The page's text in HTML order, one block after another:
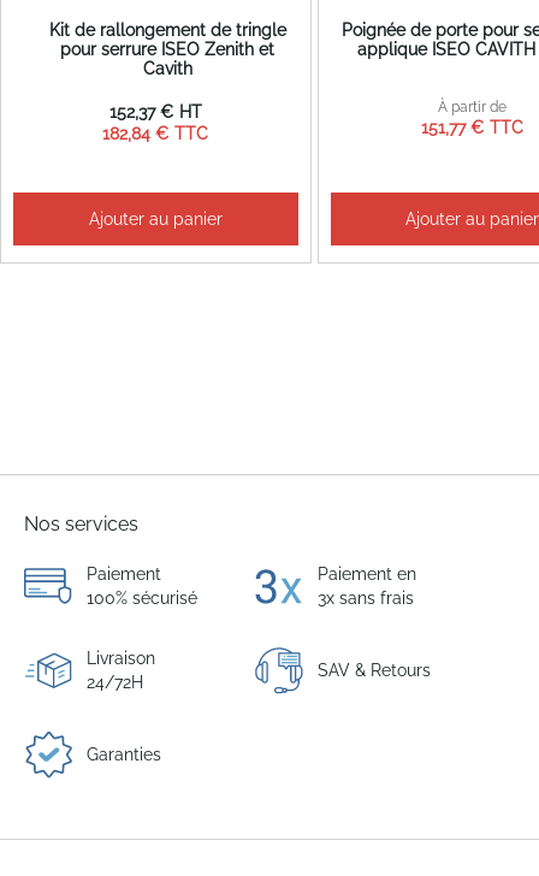
Kit de rallongement de tringle
pour serrure ISEO Zenith et
Cavith
182,84 €
152,37 €
Ajouter au panier
Poignée de porte pour
applique ISEO CAVITH
À partir de
151,77 €
Ajouter au panier
Nos services
Paiement
100% sécurisé
Paiement en
3x sans frais
Livraison
24/72H
SAV & Retours
Garanties